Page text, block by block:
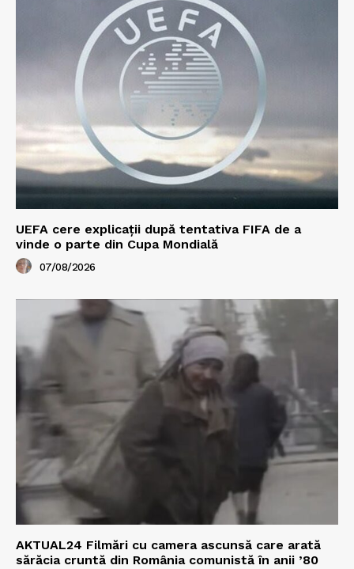
UEFA cere explicații după tentativa FIFA de a
vinde o parte din Cupa Mondială
07/08/2026
AKTUAL24 Filmări cu camera ascunsă care arată
sărăcia cruntă din România comunistă în anii ’80